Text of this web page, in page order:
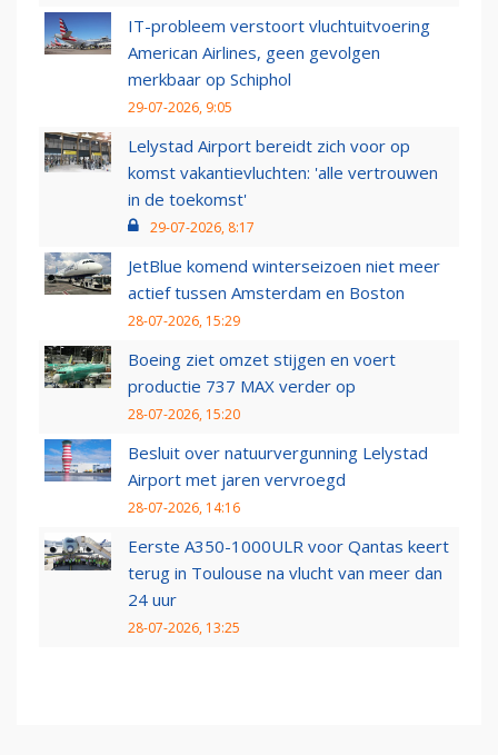
IT-probleem verstoort vluchtuitvoering
American Airlines, geen gevolgen
merkbaar op Schiphol
29-07-2026, 9:05
Lelystad Airport bereidt zich voor op
komst vakantievluchten: 'alle vertrouwen
in de toekomst'
29-07-2026, 8:17
JetBlue komend winterseizoen niet meer
actief tussen Amsterdam en Boston
28-07-2026, 15:29
Boeing ziet omzet stijgen en voert
productie 737 MAX verder op
28-07-2026, 15:20
Besluit over natuurvergunning Lelystad
Airport met jaren vervroegd
28-07-2026, 14:16
Eerste A350-1000ULR voor Qantas keert
terug in Toulouse na vlucht van meer dan
24 uur
28-07-2026, 13:25